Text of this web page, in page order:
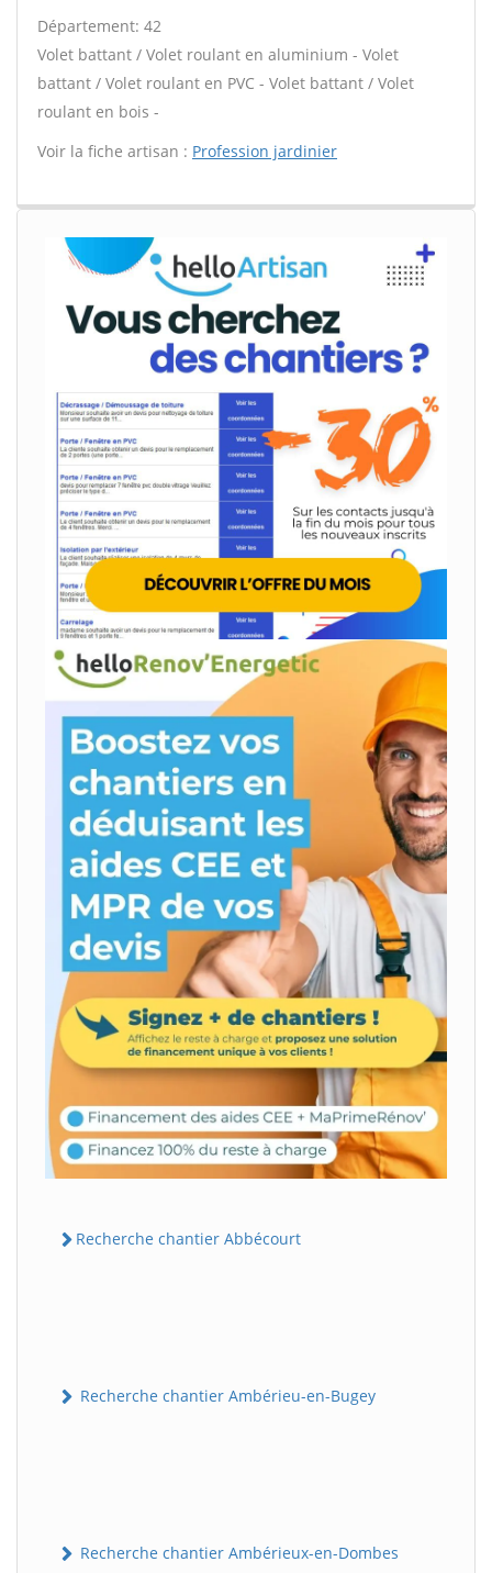
Département: 42
Volet battant / Volet roulant en aluminium - Volet
battant / Volet roulant en PVC - Volet battant / Volet
roulant en bois -
Voir la fiche artisan : Profession jardinier
Recherche chantier Abbécourt
Recherche chantier Ambérieu-en-Bugey
Recherche chantier Ambérieux-en-Dombes